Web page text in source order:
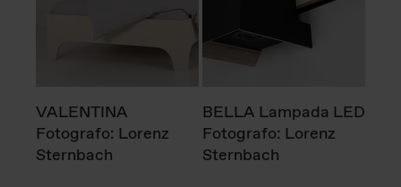
VALENTINA
Fotografo: Lorenz
Sternbach
BELLA Lampada LED
Fotografo: Lorenz
Sternbach